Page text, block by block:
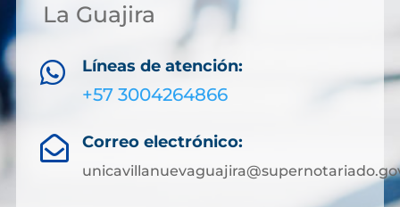
La Guajira
 Líneas de atención:
+57 3004264866
 Correo electrónico: